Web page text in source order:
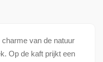
van de natuur
Op de kaft prijkt een